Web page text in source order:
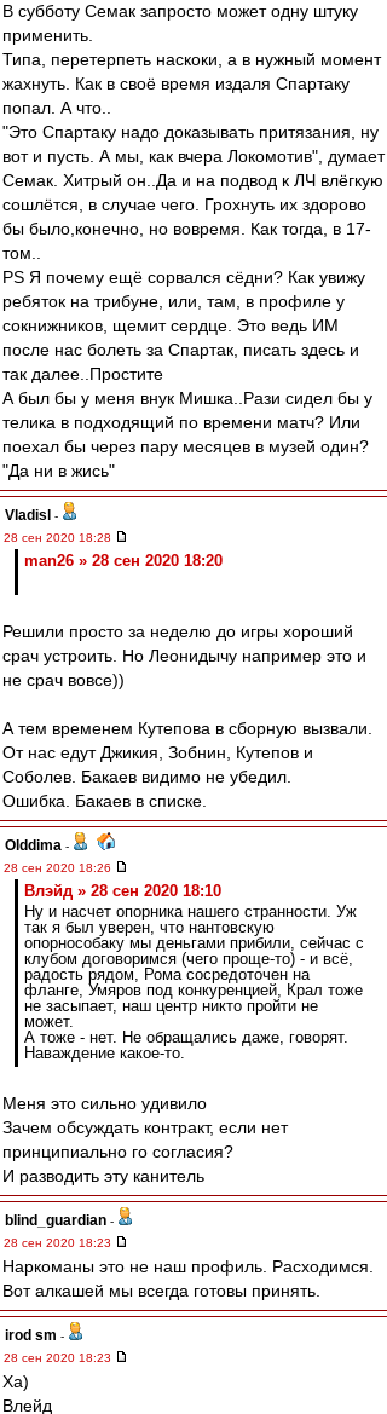
В субботу Семак запросто может одну штуку
применить.
Типа, перетерпеть наскоки, а в нужный момент
жахнуть. Как в своё время издаля Спартаку
попал. А что..
"Это Спартаку надо доказывать притязания, ну
вот и пусть. А мы, как вчера Локомотив", думает
Семак. Хитрый он..Да и на подвод к ЛЧ влёгкую
сошлётся, в случае чего. Грохнуть их здорово
бы было,конечно, но вовремя. Как тогда, в 17-
том..
PS Я почему ещё сорвался сёдни? Как увижу
ребяток на трибуне, или, там, в профиле у
сокнижников, щемит сердце. Это ведь ИМ
после нас болеть за Спартак, писать здесь и
так далее..Простите
А был бы у меня внук Мишка..Рази сидел бы у
телика в подходящий по времени матч? Или
поехал бы через пару месяцев в музей один?
"Да ни в жись"
Vladisl
-
28 сен 2020 18:28
man26 » 28 сен 2020 18:20
Решили просто за неделю до игры хороший
срач устроить. Но Леонидычу например это и
не срач вовсе))
А тем временем Кутепова в сборную вызвали.
От нас едут Джикия, Зобнин, Кутепов и
Соболев. Бакаев видимо не убедил.
Ошибка. Бакаев в списке.
Olddima -
28 сен 2020 18:26
Влэйд » 28 сен 2020 18:10
Ну и насчет опорника нашего странности. Уж
так я был уверен, что нантовскую
опорнособаку мы деньгами прибили, сейчас с
клубом договоримся (чего проще-то) - и всё,
радость рядом, Рома сосредоточен на
фланге, Умяров под конкуренцией, Крал тоже
не засыпает, наш центр никто пройти не
может.
А тоже - нет. Не обращались даже, говорят.
Наваждение какое-то.
Меня это сильно удивило
Зачем обсуждать контракт, если нет
принципиально го согласия?
И разводить эту канитель
blind_guardian -
28 сен 2020 18:23
Наркоманы это не наш профиль. Расходимся.
Вот алкашей мы всегда готовы принять.
irod sm -
28 сен 2020 18:23
Ха)
Влейд